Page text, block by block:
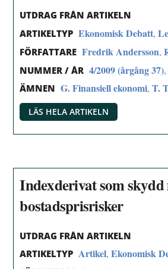
UTDRAG FRÅN ARTIKELN
ARTIKELTYP Ekonomisk Debatt,
FÖRFATTARE Fredrik Andersson,
NUMMER / ÅR 4/2009 (årgång 37)
ÄMNEN G. Finansiell ekonomi,T.
LÄS HELA ARTIKELN
Indexderivat som
bostadsprisrisker
UTDRAG FRÅN ARTIKELN
ARTIKELTYP Artikel,Ekonomisk